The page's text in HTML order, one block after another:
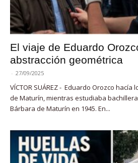
El viaje de Eduardo
abstracción geométrica
- 27/09/2025
VÍCTOR SUÁREZ - Eduardo Orozco hacía
de Maturín, mientras estudiaba
Bárbara de Maturín en 1945. En...